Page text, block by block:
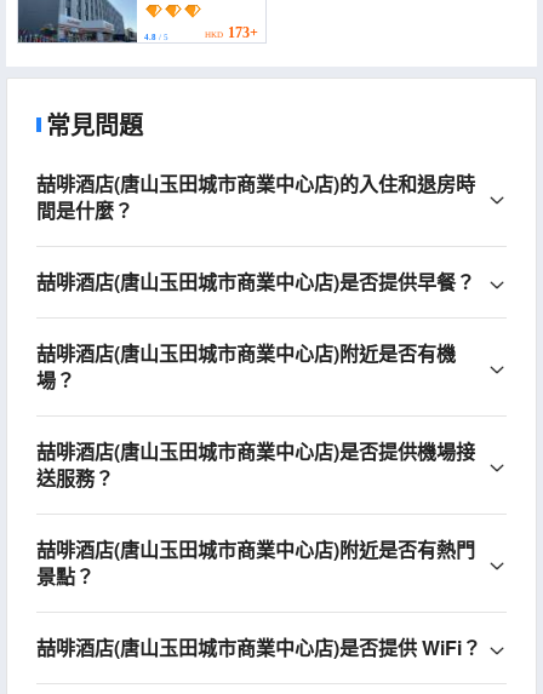
4.8 / 5 179+
4.8 / 5 HKD 173+
常見問題
喆啡酒店(唐山玉田城市商業中心店)的入住和退房時
間是什麼？
喆啡酒店(唐山玉田城市商業中心店)是否提供早餐？
喆啡酒店(唐山玉田城市商業中心店)附近是否有機
場？
喆啡酒店(唐山玉田城市商業中心店)是否提供機場接
送服務？
喆啡酒店(唐山玉田城市商業中心店)附近是否有熱門
景點？
喆啡酒店(唐山玉田城市商業中心店)是否提供 WiFi？